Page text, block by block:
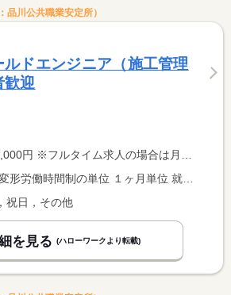
品川公共職業安定所）
ドエンジニア（施工管理
歓迎
人の場合は月額（換算額）、パート求人の場合は時間額を表示しています。
祝日，その他
を見る (ハローワークより転載)